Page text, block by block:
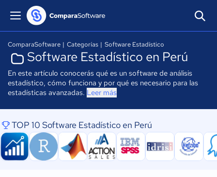
ComparaSoftware | Categorías | Software Estadístico
Software Estadístico en Perú
En este artículo conocerás qué es un software de análisis
estadístico, cómo funciona y por qué es necesario para las
estadísticas avanzadas. Leer más
TOP 10 Software Estadístico en Perú